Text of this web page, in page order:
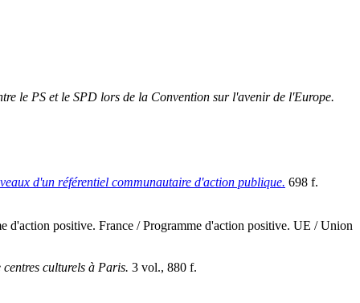
le PS et le SPD lors de la Convention sur l'avenir de l'Europe.
d'un référentiel communautaire d'action publique. 698 f.
positive. France / Programme d'action positive. UE / Union
culturels à Paris. 3 vol., 880 f.